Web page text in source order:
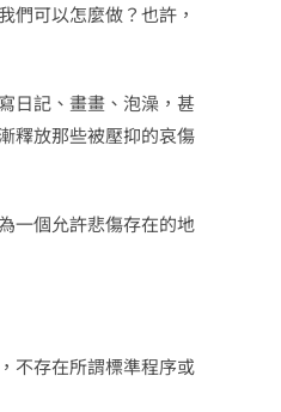
們可以怎麼做？也許，
日記、畫畫、泡澡，甚
釋放那些被壓抑的哀傷
一個允許悲傷存在的地
不存在所謂標準程序或